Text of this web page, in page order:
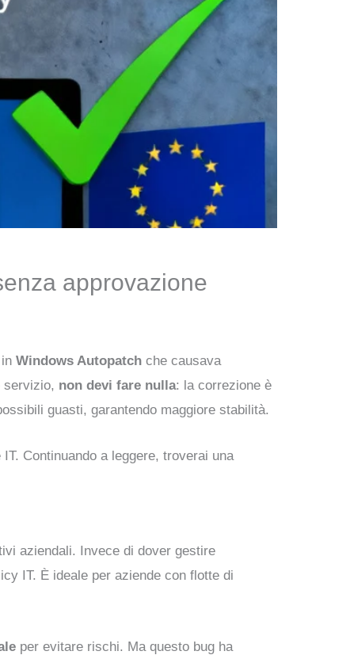
approvazione
Windows Autopatch che causava
servizio, non devi fare nulla: la correzione è
guasti, garantendo maggiore stabilità.
Continuando a leggere, troverai una
aziendali. Invece di dover gestire
IT. È ideale per aziende con flotte di
per evitare rischi. Ma questo bug ha